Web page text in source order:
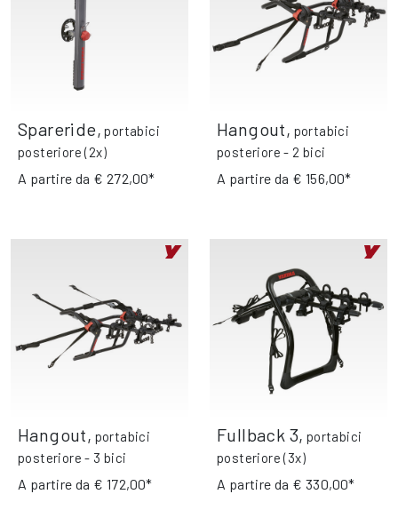
Spareride, portabici
posteriore (2x)
A partire da € 272,00*
Hangout, portabici
posteriore - 2 bici
A partire da € 156,00*
Hangout, portabici
posteriore - 3 bici
A partire da € 172,00*
Fullback 3, portabici
posteriore (3x)
A partire da € 330,00*